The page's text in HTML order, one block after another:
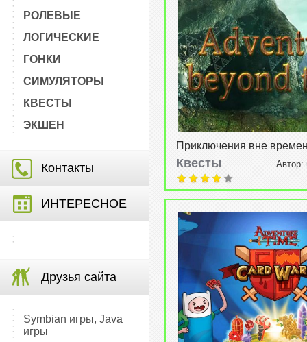
РОЛЕВЫЕ
ЛОГИЧЕСКИЕ
ГОНКИ
СИМУЛЯТОРЫ
КВЕСТЫ
ЭКШЕН
Контакты
ИНТЕРЕСНОЕ
Друзья сайта
Symbian игры, Java
игры
Приключения вне
(Adventure Beyond Time)
Квесты Автор:
08-2015, 21:43